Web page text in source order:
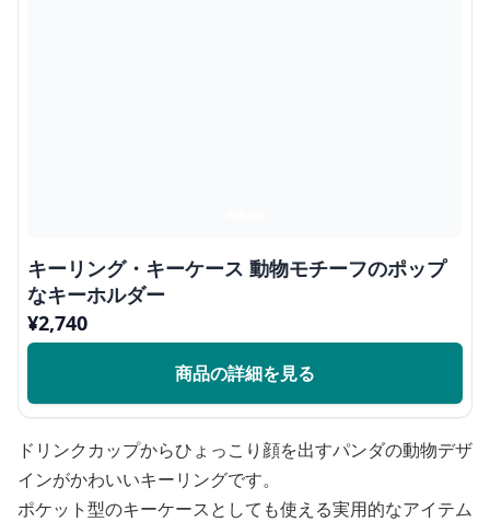
キーリング・キーケース 動物モチーフのポップ
なキーホルダー
¥2,740
商品の詳細を見る
ドリンクカップからひょっこり顔を出すパンダの動物デザ
インがかわいいキーリングです。
ポケット型のキーケースとしても使える実用的なアイテム